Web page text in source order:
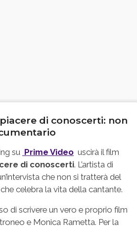
di conoscerti: non
su Prime Video uscirà il film
di conoscerti. L’artista di
che non si tratterà del
celebra la vita della cantante.
di scrivere un vero e proprio film
e Monica Rametta. Per la